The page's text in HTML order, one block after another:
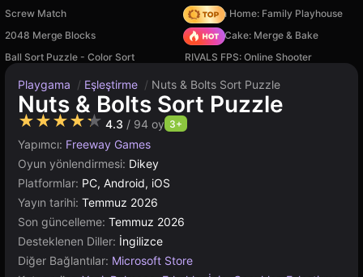
Screw Match
My Town Home: Family Playhouse
2048 Merge Blocks
Piece of Cake: Merge & Bake
Ball Sort Puzzle - Color Sort
RIVALS FPS: Online Shooter
Playgama / Eşleştirme / Nuts & Bolts Sort Puzzle
Nuts & Bolts Sort Puzzle
★★★★★ 4.3 / 94 oy 3+
Yapımcı: Freeway Games
Oyun yönlendirmesi: Dikey
Platformlar: PC, Android, iOS
Yayın tarihi: Temmuz 2026
Son güncelleme: Temmuz 2026
Desteklenen Diller: İngilizce
Diğer Bağlantılar: Microsoft Store